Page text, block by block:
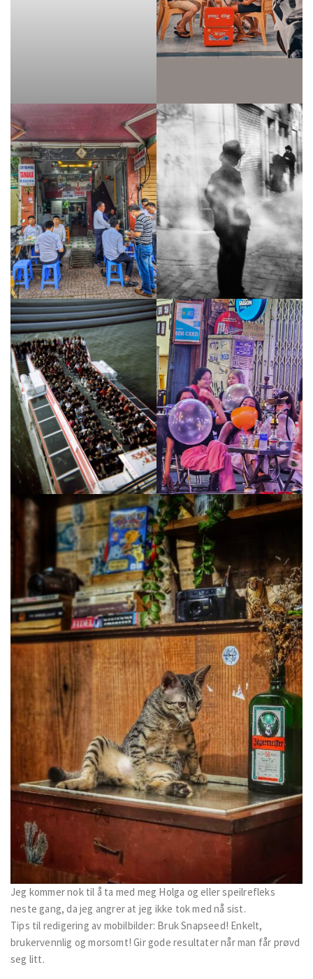
Jeg kommer nok til å ta med meg Holga og eller speilrefleks
neste gang, da jeg angrer at jeg ikke tok med nå sist.
Tips til redigering av mobilbilder: Bruk Snapseed! Enkelt,
brukervennlig og morsomt! Gir gode resultater når man får prøvd
seg litt.